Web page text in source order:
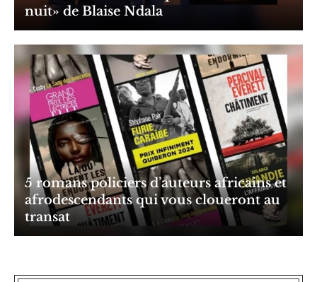
nuit» de Blaise Ndala
5 romans policiers d’auteurs africains et
afrodescendants qui vous cloueront au
transat